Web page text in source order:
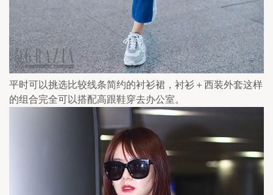
平时可以挑选比较线条简约的衬衫裙，衬衫＋西装外套这样
的组合完全可以搭配高跟鞋穿去办公室。